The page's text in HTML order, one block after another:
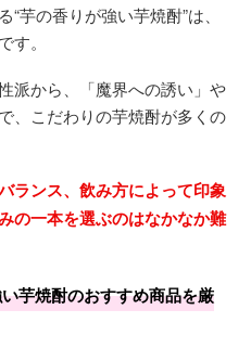
芋の香りが強い芋焼酎”は、
。
派から、「魔界への誘い」や
、こだわりの芋焼酎が多くの
ランス、飲み方によって印象
の一本を選ぶのはなかなか難
芋焼酎のおすすめ商品を厳